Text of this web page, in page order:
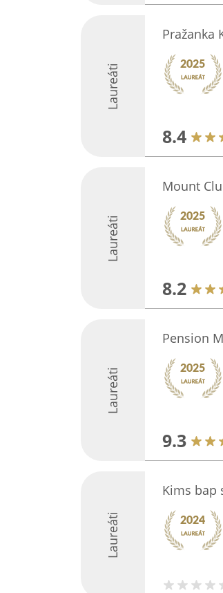
Laureáti
Pražanka
8.4
Laureáti
Mount
8.2
Laureáti
Pension
9.3
Laureáti
Kims bap